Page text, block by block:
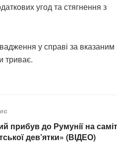
угод та стягнення з
у справі за вказаним
триває.
прибув до Румунії на саміт
дев’ятки» (ВІДЕО)